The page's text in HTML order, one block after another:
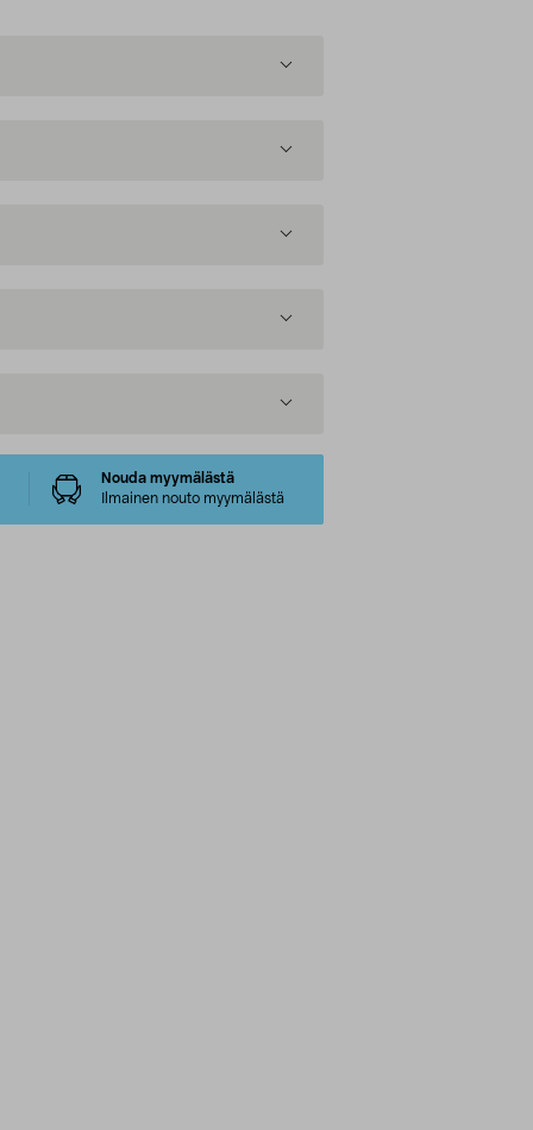
Nouda myymälästä
Ilmainen nouto myymälästä